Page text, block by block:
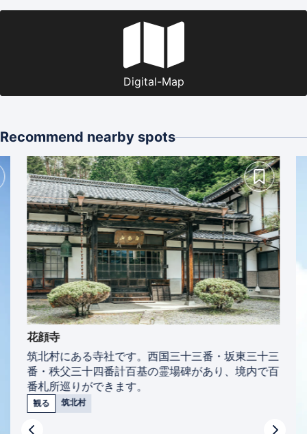
Digital-Map
Recommend nearby spots
花顔寺
筑北村にある寺社です。西国三十三番・坂東三十三
番・秩父三十四番計百基の霊場碑があり、境内で百
番札所巡りができます。
観る 筑北村